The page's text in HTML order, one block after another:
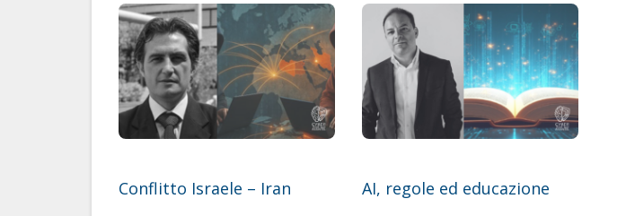
Conflitto Israele – Iran AI, regole ed educazione